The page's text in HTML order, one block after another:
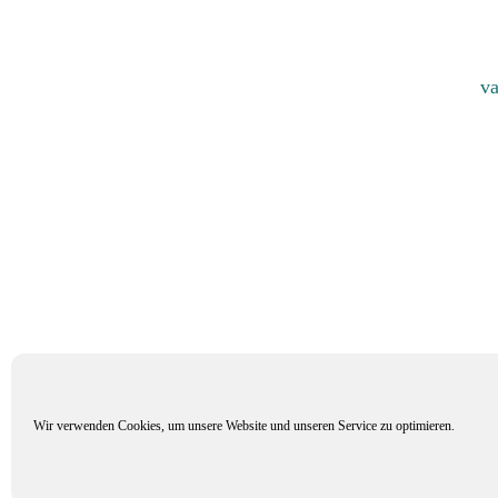
Wir verwenden Cookies, um unsere Website und unseren Service zu optimieren.
Mitglied im Verband